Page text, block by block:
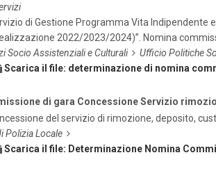
di Gestione Programma Vita Indipendente
2022/2023/2024)”. Nomina
Socio Assistenziali e Culturali
Ufficio Politiche
Scarica il file: determinazione di nomina
di gara Concessione Servizio
del servizio di rimozione, deposito,
Polizia Locale
Scarica il file: Determinazione Nomina